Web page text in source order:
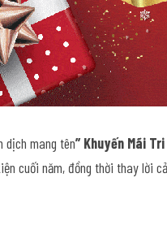
dịch mang tên” Khuyến Mãi Tri
cuối năm, đồng thời thay lời